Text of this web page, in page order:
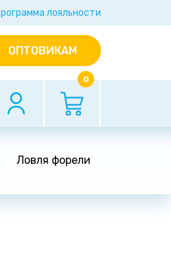
лояльности
ОПТОВИКАМ
0
Ловля форели